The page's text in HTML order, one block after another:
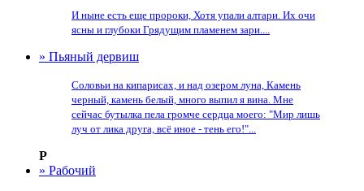
И ныне есть еще пророки, Хотя упали алтари. Их очи
ясны и глубоки Грядущим пламенем зари....
» Пьяный дервиш
Соловьи на кипарисах, и над озером луна, Камень
черный, камень белый, много выпил я вина. Мне
сейчас бутылка пела громче сердца моего: "Мир лишь
луч от лика друга, всё иное - тень его!"...
Р
» Рабочий